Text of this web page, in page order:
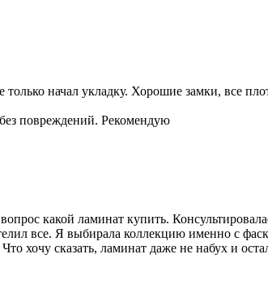
начал укладку. Хорошие замки, все
повреждений. Рекомендую
какой ламинат купить.
все. Я выбирала коллекцию именно с
хочу сказать, ламинат даже не набух и